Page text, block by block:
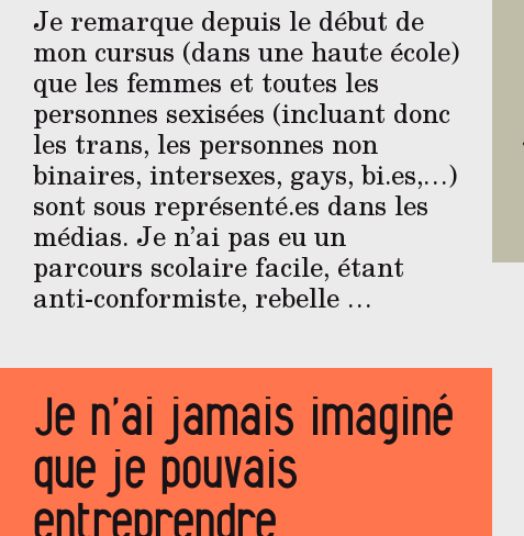
Je remarque depuis le début de
mon cursus (dans une haute école)
que les femmes et toutes les
personnes sexisées (incluant donc
les trans, les personnes non
binaires, intersexes, gays, bi.es,…)
sont sous représenté.es dans les
médias. Je n’ai pas eu un
parcours scolaire facile, étant
anti-conformiste, rebelle …
Je n’ai jamais imaginé
que je pouvais
entreprendre